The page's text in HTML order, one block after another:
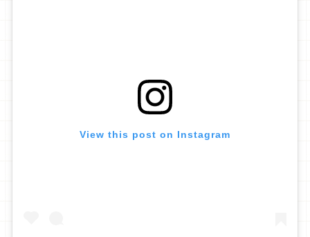
View this post on Instagram